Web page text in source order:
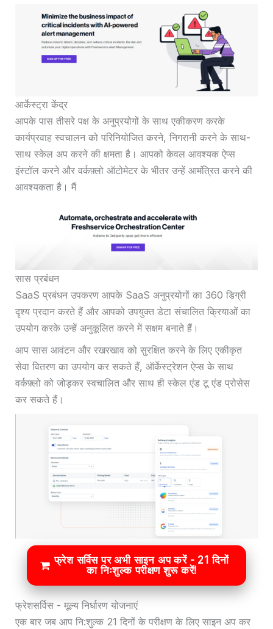
आर्केस्ट्रा केंद्र
आपके पास तीसरे पक्ष के अनुप्रयोगों के साथ एकीकरण करके
कार्यप्रवाह स्वचालन को परिनियोजित करने, निगरानी करने के साथ-
साथ स्केल अप करने की क्षमता है। आपको केवल आवश्यक ऐप्स
इंस्टॉल करने और वर्कफ़्लो ऑटोमेटर के भीतर उन्हें आमंत्रित करने की
आवश्यकता है। मैं
सास प्रबंधन
SaaS प्रबंधन उपकरण आपके SaaS अनुप्रयोगों का 360 डिग्री
दृश्य प्रदान करते हैं और आपको उपयुक्त डेटा संचालित क्रियाओं का
उपयोग करके उन्हें अनुकूलित करने में सक्षम बनाते हैं।
आप सास आवंटन और रखरखाव को सुरक्षित करने के लिए एकीकृत
सेवा वितरण का उपयोग कर सकते हैं, ऑर्केस्ट्रेशन ऐप्स के साथ
वर्कफ़्लो को जोड़कर स्वचालित और साथ ही स्केल एंड टू एंड प्रोसेस
कर सकते हैं।
फ्रेश सर्विस पर अभी साइन अप करें - 21 दिनों
का निःशुल्क परीक्षण शुरू करें!
फ्रेशसर्विस - मूल्य निर्धारण योजनाएं
एक बार जब आप नि:शुल्क 21 दिनों के परीक्षण के लिए साइन अप कर